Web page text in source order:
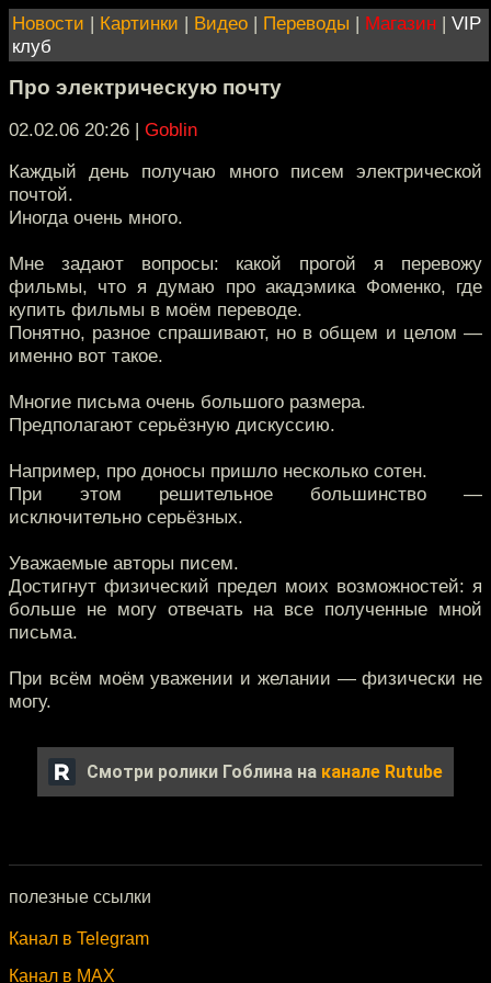
Новости | Картинки | Видео | Переводы | Магазин | VIP
клуб
Про электрическую почту
02.02.06 20:26 | Goblin
Каждый день получаю много писем электрической
почтой.
Иногда очень много.
Мне задают вопросы: какой прогой я перевожу
фильмы, что я думаю про акадэмика Фоменко, где
купить фильмы в моём переводе.
Понятно, разное спрашивают, но в общем и целом —
именно вот такое.
Многие письма очень большого размера.
Предполагают серьёзную дискуссию.
Например, про доносы пришло несколько сотен.
При этом решительное большинство —
исключительно серьёзных.
Уважаемые авторы писем.
Достигнут физический предел моих возможностей: я
больше не могу отвечать на все полученные мной
письма.
При всём моём уважении и желании — физически не
могу.
Смотри ролики Гоблина на канале Rutube
полезные ссылки
Канал в Telegram
Канал в MAX